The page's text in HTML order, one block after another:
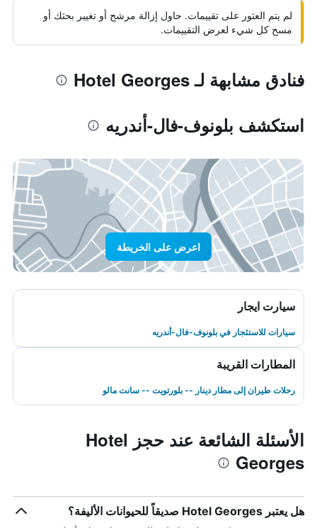
لم يتم العثور على تقييمات. حاول إزالة مرشح أو تغيير بحثك أو
مسح كل شيء لعرض التقييمات.
فنادق مشابهة لـ Hotel Georges
استكشف بلونوف-فال-أندريه
اعرض على الخريطة
سيارت ايجار
سيارات للاستئجار في بلونوف-فال-أندريه
المطارات القريبة
رحلات طيران إلى مطار دينار -- بلورتويت -- سانت مالو
الأسئلة الشائعة عند حجز Hotel
Georges
هل يعتبر Hotel Georges صديقاً للحيوانات الأليفة؟